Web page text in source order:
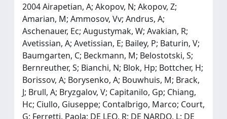
2004 Airapetian, A; Akopov, N; Akopov, Z;
Amarian, M; Ammosov, Vv; Andrus, A;
Aschenauer, Ec; Augustymak, W; Avakian, R;
Avetissian, A; Avetissian, E; Bailey, P; Baturin, V;
Baumgarten, C; Beckmann, M; Belostotski, S;
Bernreuther, S; Bianchi, N; Blok, Hp; Bottcher, H;
Borissov, A; Borysenko, A; Bouwhuis, M; Brack,
J; Brull, A; Bryzgalov, V; Capitanilo, Gp; Chiang,
Hc; Ciullo, Giuseppe; Contalbrigo, Marco; Court,
G; Ferretti, Paola; DE LEO, R; DE NARDO, L; DE